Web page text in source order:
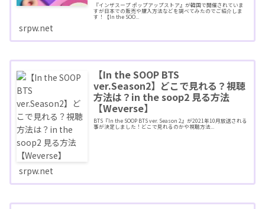
『インザスープ ポップアップストア』が韓国で開催されていま
すが日本での販売や購入方法などを調べてみたのでご紹介しま
す！【In the SOO...
srpw.net
【In the SOOP BTS
ver.Season2】どこで見れる？視聴
方法は？in the soop2 見る方法
【Weverse】
BTS『In the SOOP BTS ver. Season 2』が2021年10月放送される
事が決定しました！どこで見れるのかや視聴方法...
srpw.net